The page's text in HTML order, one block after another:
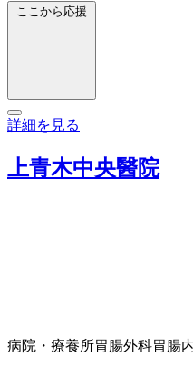
ここから応援
詳細を見る
上青木中央醫院
病院・療養所胃腸外科胃腸